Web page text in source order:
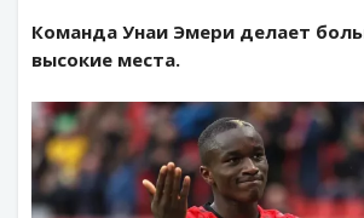
Команда Унаи Эмери делает
высокие места.